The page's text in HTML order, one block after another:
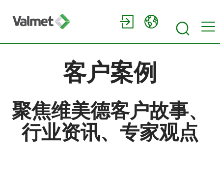
客户案例
聚焦维美德客户故事、
行业资讯、专家观点